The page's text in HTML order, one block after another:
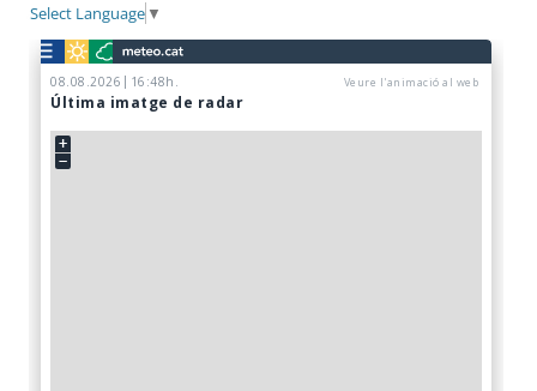
Select Language ▼